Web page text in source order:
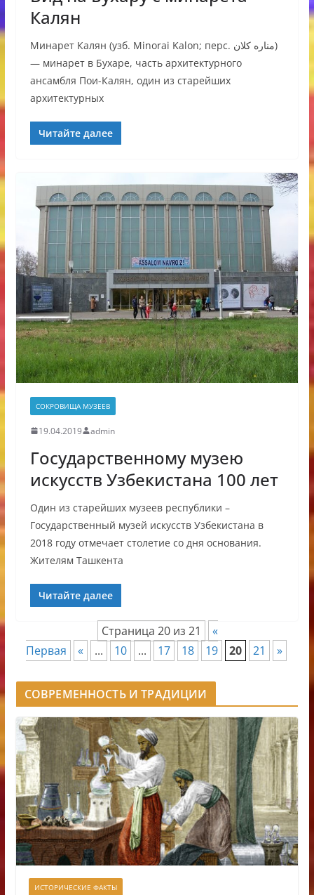
Калян
Минарет Калян (узб. Minorai Kalon; перс. مناره کلان‎)
— минарет в Бухаре, часть архитектурного
ансамбля Пои-Калян, один из старейших
архитектурных
Читайте далее
СОКРОВИЩА МУЗЕЕВ
19.04.2019 admin
Государственному музею
искусств Узбекистана 100 лет
Один из старейших музеев республики –
Государственный музей искусств Узбекистана в
2018 году отмечает столетие со дня основания.
Жителям Ташкента
Читайте далее
Страница 20 из 21
«
Первая
« ... 10 ... 17 18 19 20 21 »
СОВРЕМЕННОСТЬ И ТРАДИЦИИ
ИСТОРИЧЕСКИЕ ФАКТЫ